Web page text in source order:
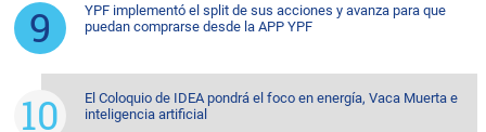
YPF implementó el split de sus acciones y avanza para que
puedan comprarse desde la APP YPF
El Coloquio de IDEA pondrá el foco en energía, Vaca Muerta e
inteligencia artificial